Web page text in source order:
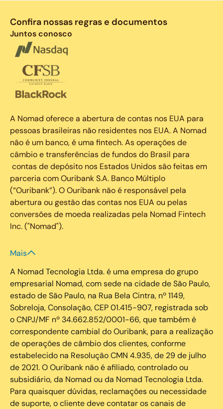
Confira nossas regras e documentos
Juntos conosco
A Nomad oferece a abertura de contas nos EUA para
pessoas brasileiras não residentes nos EUA. A Nomad
não é um banco, é uma fintech. As operações de
câmbio e transferências de fundos do Brasil para
contas de depósito nos Estados Unidos são feitas em
parceria com Ouribank S.A. Banco Múltiplo
(“Ouribank”). O Ouribank não é responsável pela
abertura ou gestão das contas nos EUA ou pelas
conversões de moeda realizadas pela Nomad Fintech
Inc. ("Nomad").
Mais
A Nomad Tecnologia Ltda. é uma empresa do grupo
empresarial Nomad, com sede na cidade de São Paulo,
estado de São Paulo, na Rua Bela Cintra, nº 1149,
Sobreloja, Consolação, CEP 01.415-907, registrada sob
o CNPJ/MF nº 34.662.852/0001-66, que também é
correspondente cambial do Ouribank, para a realização
de operações de câmbio dos clientes, conforme
estabelecido na Resolução CMN 4.935, de 29 de julho
de 2021. O Ouribank não é afiliado, controlado ou
subsidiário, da Nomad ou da Nomad Tecnologia Ltda.
Para quaisquer dúvidas, reclamações ou necessidade
de suporte, o cliente deve contatar os canais de